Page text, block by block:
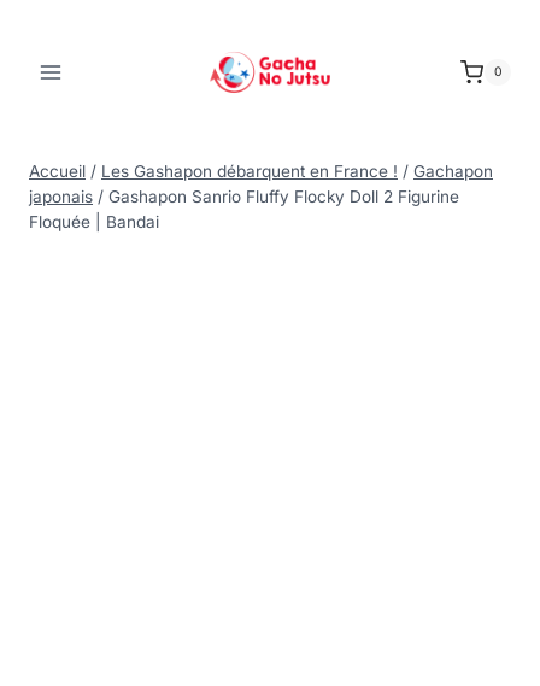
0
Accueil / Les Gashapon débarquent en France ! / Gachapon
japonais / Gashapon Sanrio Fluffy Flocky Doll 2 Figurine
Floquée | Bandai